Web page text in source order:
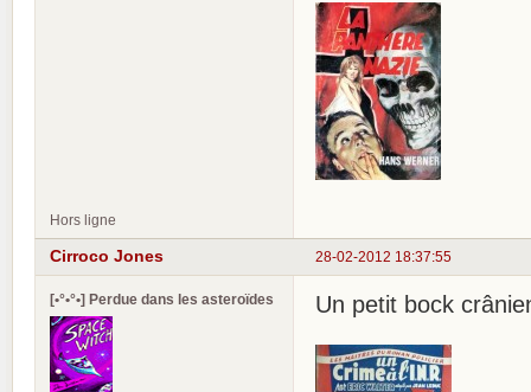
Hors ligne
28-02-2012 18:37:55
Cirroco Jones
[•°•°•] Perdue dans les asteroïdes Un petit bock